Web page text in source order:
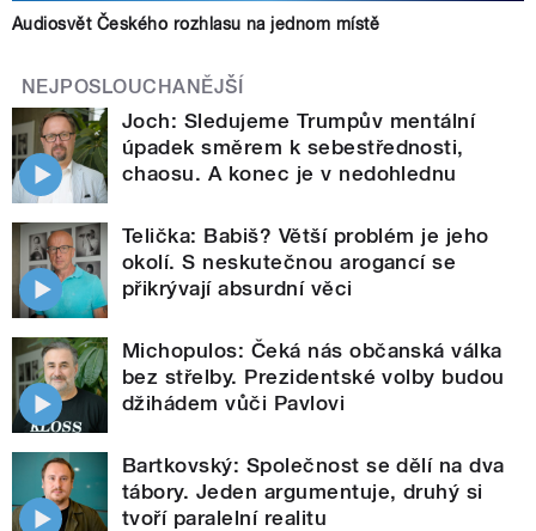
Audiosvět Českého rozhlasu na jednom místě
NEJPOSLOUCHANĚJŠÍ
Joch: Sledujeme Trumpův mentální
úpadek směrem k sebestřednosti,
chaosu. A konec je v nedohlednu
Telička: Babiš? Větší problém je jeho
okolí. S neskutečnou arogancí se
přikrývají absurdní věci
Michopulos: Čeká nás občanská válka
bez střelby. Prezidentské volby budou
džihádem vůči Pavlovi
Bartkovský: Společnost se dělí na dva
tábory. Jeden argumentuje, druhý si
tvoří paralelní realitu